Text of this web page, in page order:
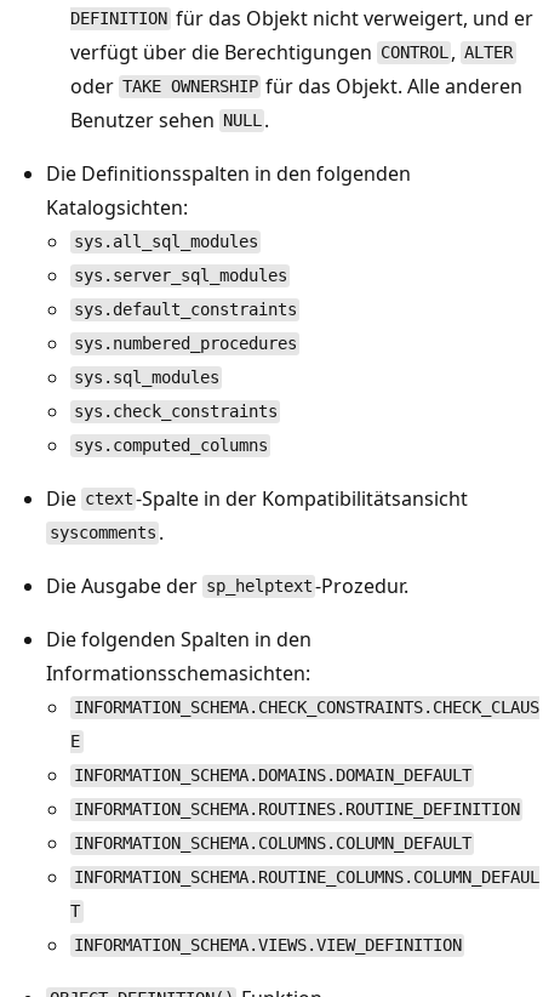
DEFINITION für das Objekt nicht verweigert, und er
verfügt über die Berechtigungen CONTROL ,ALTER
oder TAKE OWNERSHIP für das Objekt. Alle anderen
Benutzer sehen NULL .
Die Definitionsspalten in den folgenden
Katalogsichten:
sys.all_sql_modules
sys.server_sql_modules
sys.default_constraints
sys.numbered_procedures
sys.sql_modules
sys.check_constraints
sys.computed_columns
Die ctext -Spalte in der Kompatibilitätsansicht
syscomments .
Die Ausgabe der sp_helptext -Prozedur.
Die folgenden Spalten in den
Informationsschemasichten:
INFORMATION_SCHEMA.CHECK_CONSTRAINTS.CHECK_CLAUS
E
INFORMATION_SCHEMA.DOMAINS.DOMAIN_DEFAULT
INFORMATION_SCHEMA.ROUTINES.ROUTINE_DEFINITION
INFORMATION_SCHEMA.COLUMNS.COLUMN_DEFAULT
INFORMATION_SCHEMA.ROUTINE_COLUMNS.COLUMN_DEFAUL
T
INFORMATION_SCHEMA.VIEWS.VIEW_DEFINITION